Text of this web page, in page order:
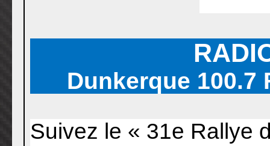
Dunkerque 100.7
Suivez le « 31e Rallye